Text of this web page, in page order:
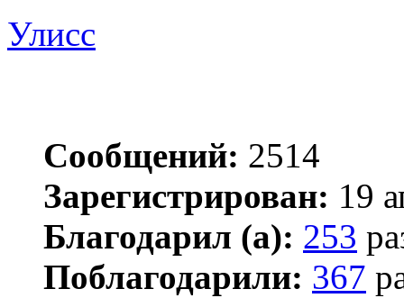
Улисс
Сообщений: 2514
Зарегистрирован: 19
Благодарил (а): 253
Поблагодарили: 367